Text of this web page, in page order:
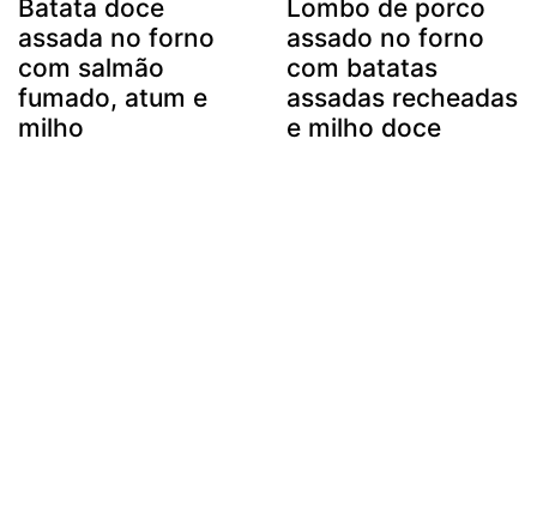
Batata doce
assada no forno
com salmão
fumado, atum e
milho
Lombo de porco
assado no forno
com batatas
assadas recheadas
e milho doce